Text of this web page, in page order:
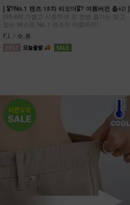
[ 🎖?No.1 팬츠 15차 리오더🎖? 여름버전 출시! ]
[55-88] 가볍고 시원하게 또 한번 즐기는 믿고
입는 베스트 No.1 팬츠의 여름버전!
F,L / 숏,롱